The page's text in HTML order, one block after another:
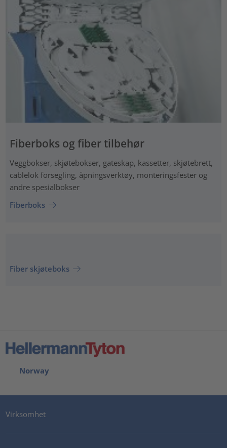
Fiberboks og fiber tilbehør
Veggbokser, skjøtebokser, gateskap, kassetter, skjøtebrett,
cablelok forsegling, åpningsverktøy, monteringsfester og
andre spesialbokser
Fiberboks
Fiber skjøteboks
Norway
Virksomhet